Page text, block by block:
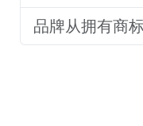
品牌从拥有商